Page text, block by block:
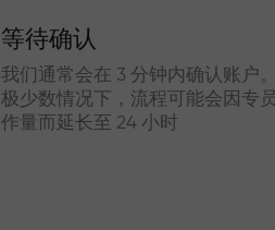
等待确认
我们通常会在 3 分钟内确认账户
极少数情况下，流程可能会因专员
作量而延长至 24 小时